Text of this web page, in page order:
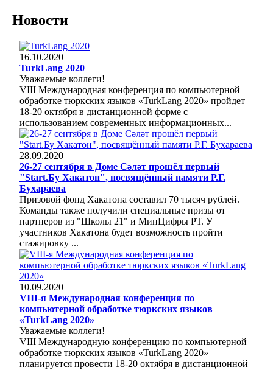
Новости
16.10.2020
TurkLang 2020
Уважаемые коллеги!
VIII Международная конференция по компьютерной
обработке тюркских языков «TurkLang 2020» пройдет
18-20 октября в дистанционной форме с
использованием современных информационных...
28.09.2020
26-27 сентября в Доме Сәләт прошёл первый
"Start.Бу Хакатон", посвящённый памяти Р.Г.
Бухараева
Призовой фонд Хакатона составил 70 тысяч рублей.
Команды также получили специальные призы от
партнеров из "Школы 21" и МинЦифры РТ. У
участников Хакатона будет возможность пройти
стажировку ...
10.09.2020
VIII-я Международная конференция по
компьютерной обработке тюркских языков
«TurkLang 2020»
Уважаемые коллеги!
VIII Международную конференцию по компьютерной
обработке тюркских языков «TurkLang 2020»
планируется провести 18-20 октября в дистанционной